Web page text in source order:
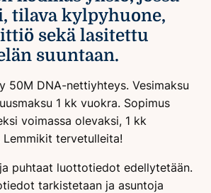
tilava kylpyhuone,
sekä lasitettu
suuntaan.
50M DNA-nettiyhteys. Vesimaksu
1 kk vuokra. Sopimus
voimassa olevaksi, 1 kk
Lemmikit tervetulleita!
puhtaat luottotiedot edellytetään.
tarkistetaan ja asuntoja